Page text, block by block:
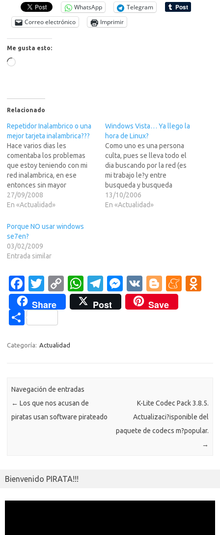
WhatsApp
Telegram
Correo electrónico
Imprimir
Me gusta esto:
Cargando...
Relacionado
Repetidor Inalambrico o una
mejor tarjeta inalambrica???
Hace varios dias les
comentaba los problemas
que estoy teniendo con mi
red inalambrica, en ese
entonces sin mayor
conocimiento comentaba mi
inclinacion hacia ubicar un
un Wireless Access Point (
como el monstruo que nos
presentaba el Komandante
Angeloso ).Pero luego de
27/09/2008
En «Actualidad»
Windows Vista… Ya llego la
hora de Linux?
Como uno es una persona
culta, pues se lleva todo el
dia buscando por la red (es
mi trabajo le?y entre
busqueda y busqueda
encontre un bonito articulo
de Eduardo Pedre?qe explica
13/10/2006
En «Actualidad»
Porque NO usar windows
se7en?
03/02/2009
Entrada similar
Fa
c
e
b
o
T
w
it
te
r
C
o
p
Li
W
h
at
T
el
e
M
es
se
V
K
Bl
o
g
M
i
Share Post Save
C
m
ti
r
Categoría: Actualidad
Navegación de entradas
← Los que nos acusan de
piratas usan software pirateado
K-Lite Codec Pack 3.8.5.
Actualizaci?isponible del
paquete de codecs m?popular.
→
Bienvenido PIRATA!!!